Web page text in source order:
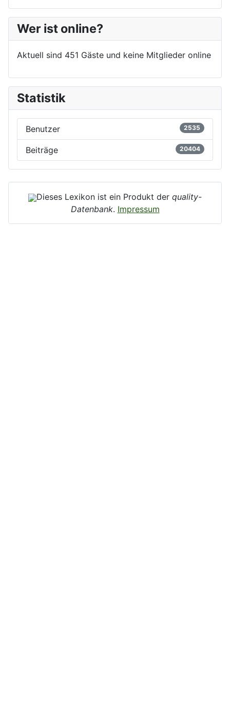
Wer ist online?
Aktuell sind 451 Gäste und keine Mitglieder online
Statistik
Benutzer 2535
Beiträge 20404
Dieses Lexikon ist ein Produkt der quality-
Datenbank. Impressum